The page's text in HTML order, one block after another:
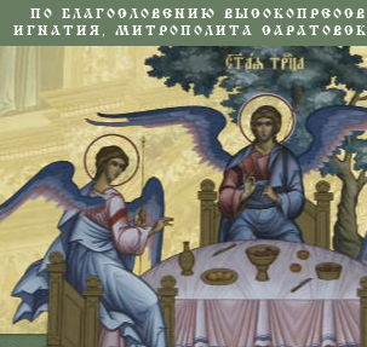
ПО БЛАГОСЛОВЕНИЮ
ИГНАТИЯ, МИТРОПОЛИТА